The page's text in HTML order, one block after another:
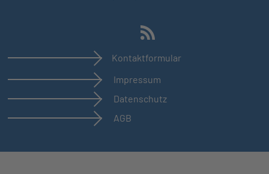
Kontaktformular
Impressum
Datenschutz
AGB